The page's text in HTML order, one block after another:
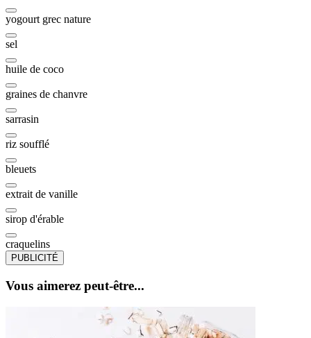
yogourt grec nature
sel
huile de coco
graines de chanvre
sarrasin
riz soufflé
bleuets
extrait de vanille
sirop d'érable
craquelins
PUBLICITÉ
Vous aimerez peut-être...